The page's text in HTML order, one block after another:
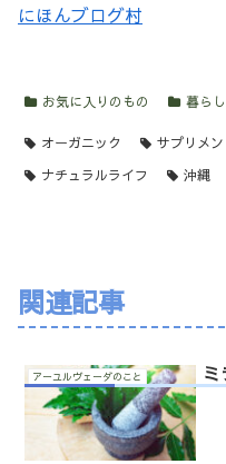
にほんブログ村
お気に入りのもの 暮ら
オーガニック サプリメン
ナチュラルライフ
沖縄
関連記事
アーユルヴェーダのこと